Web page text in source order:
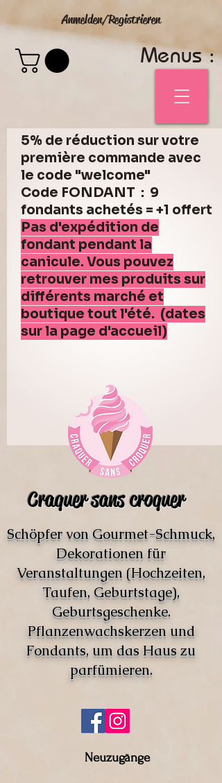
Anmelden/Registrieren
Menus :
5% de réduction sur votre
première commande avec
le code "welcome"
Code FONDANT : 9
fondants achetés = +1 offert
Pas d'expédition de
fondant pendant la
canicule. Vous pouvez
retrouver mes produits sur
différents marché et
boutique tout l'été. (dates
sur la page d'accueil)
Craquer sans croquer
Schöpfer von Gourmet-Schmuck,
Dekorationen für
Veranstaltungen (Hochzeiten,
Taufen, Geburtstage),
Geburtsgeschenke.
Pflanzenwachskerzen und
Fondants, um das Haus zu
parfümieren.
Neuzugänge